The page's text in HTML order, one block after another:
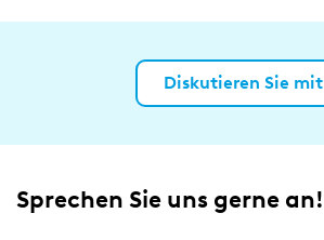
Diskutieren Sie mit
Sprechen Sie uns gerne an!